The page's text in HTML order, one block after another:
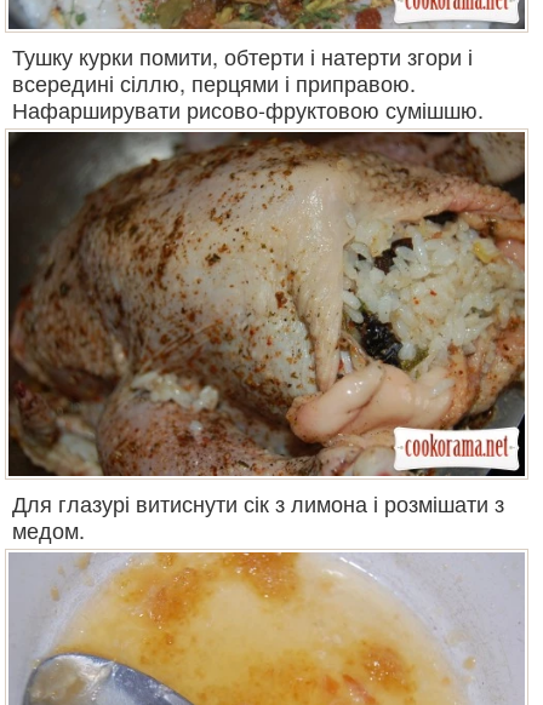
Тушку курки помити, обтерти і натерти згори і
всередині сіллю, перцями і приправою.
Нафарширувати рисово-фруктовою сумішшю.
Для глазурі витиснути сік з лимона і розмішати з
медом.